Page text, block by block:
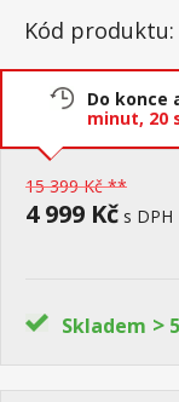
Kód produktu:
Do konce
minut, 20
15 399 Kč **
4 999 Kč s DPH
Skladem >